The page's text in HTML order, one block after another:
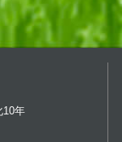
10年